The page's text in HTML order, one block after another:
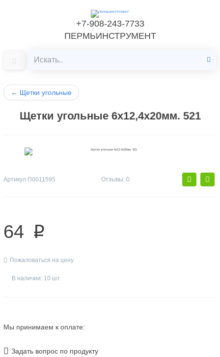
+7-908-243-7733
ПЕРМЬИНСТРУМЕНТ
← Щетки угольные
Щетки угольные 6х12,4х20мм. 521
Артикул П0011595 Отзывы: 0
64 p
Пожаловаться на цену
В наличии: 10 шт.
Мы принимаем к оплате:
Задать вопрос по продукту